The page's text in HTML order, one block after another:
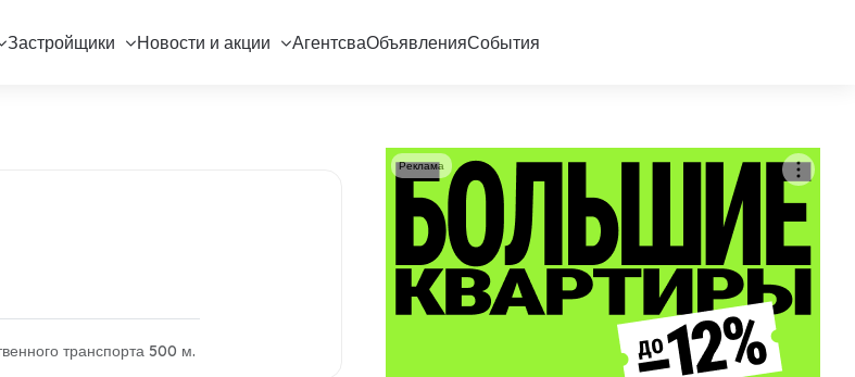
Застройщики Новости и акции АгентсваОбъявленияСобытия
транспорта 500 м.
Реклама